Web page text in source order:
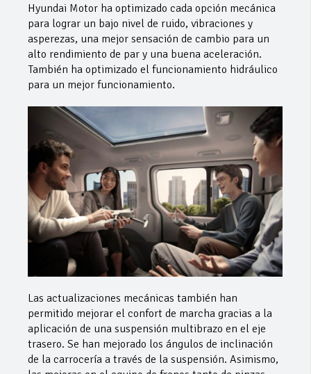
Hyundai Motor ha optimizado cada opción mecánica
para lograr un bajo nivel de ruido, vibraciones y
asperezas, una mejor sensación de cambio para un
alto rendimiento de par y una buena aceleración.
También ha optimizado el funcionamiento hidráulico
para un mejor funcionamiento.
Las actualizaciones mecánicas también han
permitido mejorar el confort de marcha gracias a la
aplicación de una suspensión multibrazo en el eje
trasero. Se han mejorado los ángulos de inclinación
de la carrocería a través de la suspensión. Asimismo,